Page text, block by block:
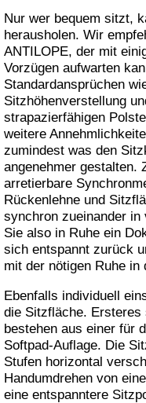
Nur wer bequem sitzt,
herausholen. Wir
ANTILOPE, der mit
Vorzügen aufwarten
Standardansprüchen
Sitzhöhenverstellung
strapazierfähigen
weitere
zumindest was den
angenehmer gestalten.
arretierbare
Rückenlehne und
synchron zueinander
Sie also in Ruhe ein
sich entspannt zurück
mit der nötigen Ruhe in
Ebenfalls individuell
die Sitzfläche. Ersteres
bestehen aus einer für
Softpad-Auflage. Die
Stufen horizontal
Handumdrehen von
eine entspanntere